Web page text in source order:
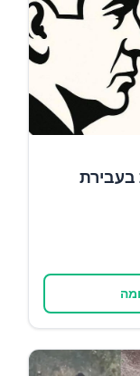
בעבירת